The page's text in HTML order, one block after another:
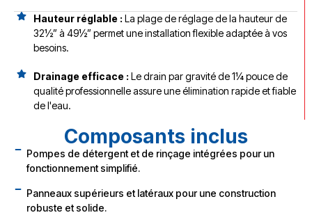
Hauteur réglable : La plage de réglage de la hauteur de
32½” à 49½” permet une installation flexible adaptée à vos
besoins.
Drainage efficace : Le drain par gravité de 1¼ pouce de
qualité professionnelle assure une élimination rapide et fiable
de l'eau.
Composants inclus
Pompes de détergent et de rinçage intégrées pour un
fonctionnement simplifié.
Panneaux supérieurs et latéraux pour une construction
robuste et solide.